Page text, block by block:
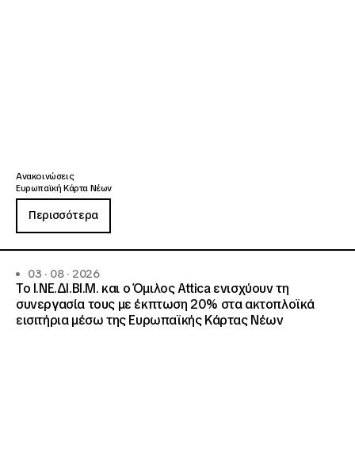
Ανακοινώσεις
Ευρωπαϊκή Κάρτα Νέων
Περισσότερα
03 · 08 · 2026
Το Ι.ΝΕ.ΔΙ.ΒΙ.Μ. και o Όμιλος Attica ενισχύουν τη
συνεργασία τους με έκπτωση 20% στα ακτοπλοϊκά
εισιτήρια μέσω της Ευρωπαϊκής Κάρτας Νέων